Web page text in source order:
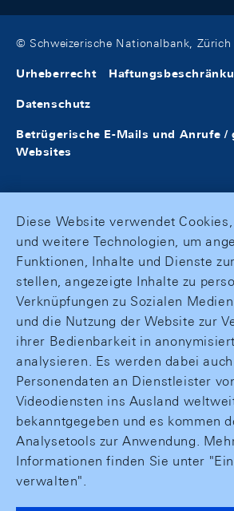
© Schweizerische Nationalbank, Zürich
Urheberrecht
Datenschutz
Betrügerische E-Mails und Anrufe /
Websites
Diese Website verwendet
und weitere Technologien, um
Funktionen, Inhalte und Dienste
stellen, angezeigte Inhalte zu
Verknüpfungen zu Sozialen
und die Nutzung der Website zur
ihrer Bedienbarkeit in
analysieren. Es werden dabei auch
Personendaten an Dienstleister
Videodiensten ins Ausland
bekanntgegeben und es kommen
Analysetools zur Anwendung.
Informationen finden Sie unter
verwalten".